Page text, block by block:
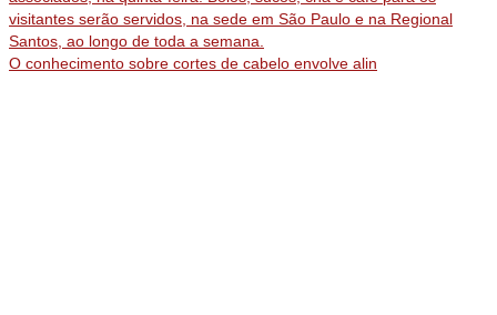
O conhecimento sobre cortes de cabelo envolve alin